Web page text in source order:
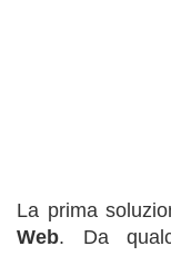
La prima
Web. Da